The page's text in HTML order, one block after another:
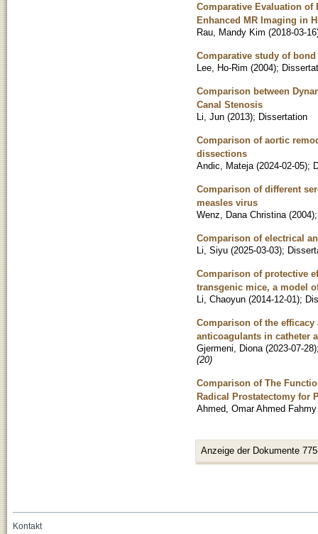
Comparative Evaluation
Enhanced MR Imaging in
Rau, Mandy Kim (2018-03-16
Comparative study of
Lee, Ho-Rim (2004);
Comparison between
Canal Stenosis
Li, Jun (2013); Dissertation
Comparison of aortic
dissections
Andic, Mateja (2024-02-05);
Comparison of different
measles virus
Wenz, Dana Christina (2004)
Comparison of electrical
Li, Siyu (2025-03-03);
Comparison of protective
transgenic mice, a model
Li, Chaoyun (2014-12-01);
Comparison of the
anticoagulants in catheter
Gjermeni, Diona (2023-07-28)
(20)
Comparison of The
Radical Prostatectomy for
Ahmed, Omar Ahmed Fahmy
Anzeige der Dokumente
Kontakt